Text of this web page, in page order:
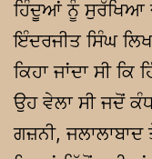
ਹਿੰਦੂਆਂ ਨੂੰ ਸੁਰੱਖਿਆ
ਇੰਦਰਜੀਤ ਸਿੰਘ
ਕਿਹਾ ਜਾਂਦਾ ਸੀ
ਉਹ ਵੇਲਾ ਸੀ ਜਦੋਂ
ਗਜ਼ਨੀ,